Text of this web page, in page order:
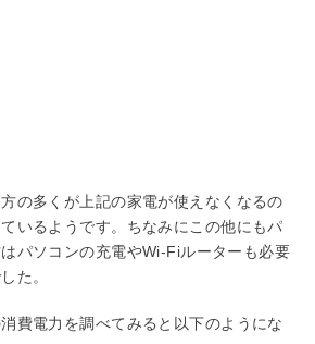
の多くが上記の家電が使えなくなるの
いるようです。ちなみにこの他にもパ
パソコンの充電やWi-Fiルーターも必要
た。
費電力を調べてみると以下のようにな